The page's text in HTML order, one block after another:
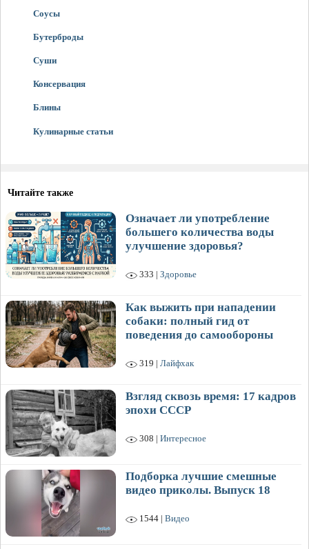
Соусы
Бутерброды
Суши
Консервация
Блины
Кулинарные статьи
Читайте также
Означает ли употребление
большего количества воды
улучшение здоровья?
333 | Здоровье
Как выжить при нападении
собаки: полный гид от
поведения до самообороны
319 | Лайфхак
Взгляд сквозь время: 17 кадров
эпохи СССР
308 | Интересное
Подборка лучшие смешные
видео приколы. Выпуск 18
1544 | Видео